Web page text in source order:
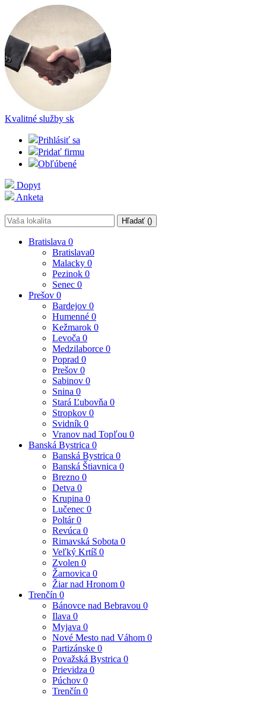
Kvalitné služby sk
Prihlásiť sa
Pridať firmu
Obľúbené
Dopyt
Anketa
Hľadať ()
Bratislava 0
Bratislava0
Malacky 0
Pezinok 0
Senec 0
Prešov 0
Bardejov 0
Humenné 0
Kežmarok 0
Levoča 0
Medzilaborce 0
Poprad 0
Prešov 0
Sabinov 0
Snina 0
Stará Ľubovňa 0
Stropkov 0
Svidník 0
Vranov nad Topľou 0
Banská Bystrica 0
Banská Bystrica 0
Banská Štiavnica 0
Brezno 0
Detva 0
Krupina 0
Lučenec 0
Poltár0
Revúca 0
Rimavská Sobota 0
Veľký Krtíš 0
Zvolen 0
Žarnovica 0
Žiar nad Hronom 0
Trenčín 0
Bánovce nad Bebravou 0
Ilava 0
Myjava 0
Nové Mesto nad Váhom 0
Partizánske 0
Považská Bystrica 0
Prievidza 0
Púchov 0
Trenčín 0